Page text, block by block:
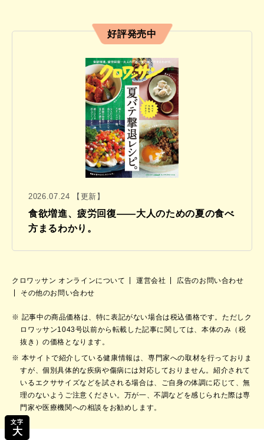
文字
大
好評発売中
2026.07.24 【更新】
食欲増進、疲労回復——大人のための夏の食べ
方まるわかり。
クロワッサン オンラインについて 運営会社
広告のお問い合わせ
その他のお問い合わせ
記事中の商品価格は、特に表記がない場合は税込価格です。ただしク
ロワッサン1043号以前から転載した記事に関しては、本体のみ（税
抜き）の価格となります。
本サイトで紹介している健康情報は、専門家への取材を行っておりま
すが、個別具体的な疾病や傷病には対応しておりません。紹介されて
いるエクササイズなどを試される場合は、ご自身の体調に応じて、無
理のないようご注意ください。万が一、不調などを感じられた際は専
門家や医療機関への相談をお勧めします。